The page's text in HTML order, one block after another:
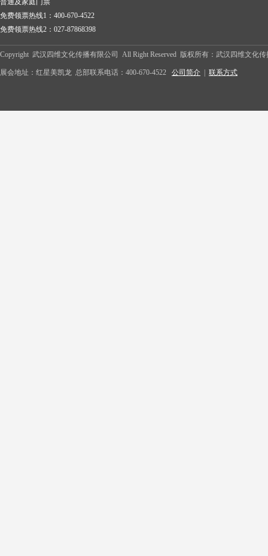
普通及家庭门票
免费领票热线1：400-670-4522
免费领票热线2：027-87868398
Copyright 武汉四维文化传播有限公司 All Right Reserved 版权所有：武汉四维文化
展会地址：红星美凯龙 总部联系电话：400-670-4522 公司简介 联系方式